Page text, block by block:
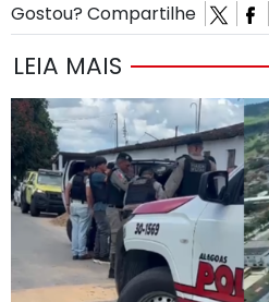
Gostou? Compartilhe
LEIA MAIS